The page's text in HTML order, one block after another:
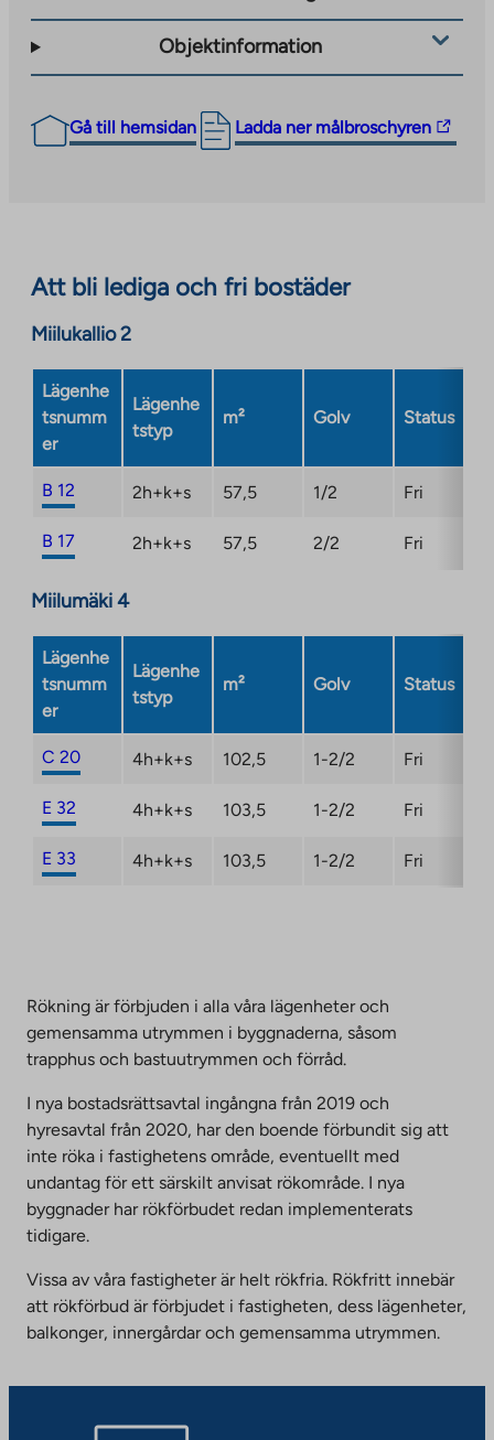
Objektinformation
Gå till hemsidan Ladda ner målbroschyren
The
external
opens
a
tab
Att bli lediga och fri bostäder
Miilukallio 2
Lägenhe
tsnumm
er
Lägenhe
tstyp
m² Golv Status
B 12 2h+k+s 57,5 1/2 Fri
B 17 2h+k+s 57,5 2/2 Fri
Miilumäki 4
Lägenhe
tsnumm
er
Lägenhe
tstyp
m² Golv Status
C 20 4h+k+s 102,5 1-2/2 Fri
E 32 4h+k+s 103,5 1-2/2 Fri
E 33 4h+k+s 103,5 1-2/2 Fri
Rökning är förbjuden i alla våra lägenheter och
gemensamma utrymmen i byggnaderna, såsom
trapphus och bastuutrymmen och förråd.
I nya bostadsrättsavtal ingångna från 2019 och
hyresavtal från 2020, har den boende förbundit sig att
inte röka i fastighetens område, eventuellt med
undantag för ett särskilt anvisat rökområde. I nya
byggnader har rökförbudet redan implementerats
tidigare.
Vissa av våra fastigheter är helt rökfria. Rökfritt innebär
att rökförbud är förbjudet i fastigheten, dess lägenheter,
balkonger, innergårdar och gemensamma utrymmen.